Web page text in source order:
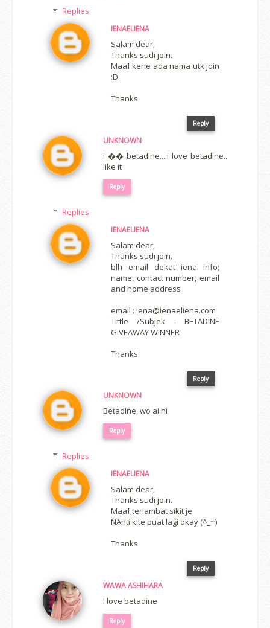
Replies
IENAELIENA
Salam dear,
Thanks sudi join.
Maaf kene ada nama utk join
:D
Thanks
Reply
UNKNOWN
i �� betadine....i love betadine..
like it
Reply
Replies
IENAELIENA
Salam dear,
Thanks sudi join.
blh email dekat iena info;
name, contact number, email
and home address
email : iena@ienaeliena.com
Tittle /Subjek : BETADINE
GIVEAWAY WINNER
Thanks
Reply
UNKNOWN
Betadine, wo ai ni
Reply
Replies
IENAELIENA
Salam dear,
Thanks sudi join.
Maaf terlambat sikit je
NAnti kite buat lagi okay (^_~)
Thanks
Reply
WAWA ASHIHARA
I love betadine
Reply